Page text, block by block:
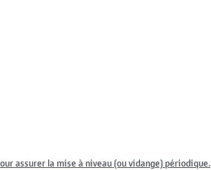
assurer la mise à niveau (ou vidange) périodique.